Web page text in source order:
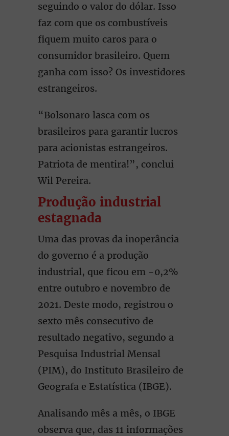
seguindo o valor do dólar. Isso
faz com que os combustíveis
fiquem muito caros para o
consumidor brasileiro. Quem
ganha com isso? Os investidores
estrangeiros.
“Bolsonaro lasca com os
brasileiros para garantir lucros
para acionistas estrangeiros.
Patriota de mentira!”, conclui
Wil Pereira.
Produção industrial
estagnada
Uma das provas da inoperância
do governo é a produção
industrial, que ficou em -0,2%
entre outubro e novembro de
2021. Deste modo, registrou o
sexto mês consecutivo de
resultado negativo, segundo a
Pesquisa Industrial Mensal
(PIM), do Instituto Brasileiro de
Geografa e Estatística (IBGE).
Analisando mês a mês, o IBGE
observa que, das 11 informações